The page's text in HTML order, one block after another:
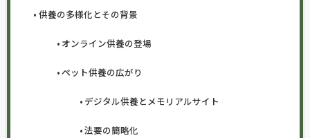
供養の多様化とその背景
オンライン供養の登場
ペット供養の広がり
デジタル供養とメモリアルサイト
法要の簡略化